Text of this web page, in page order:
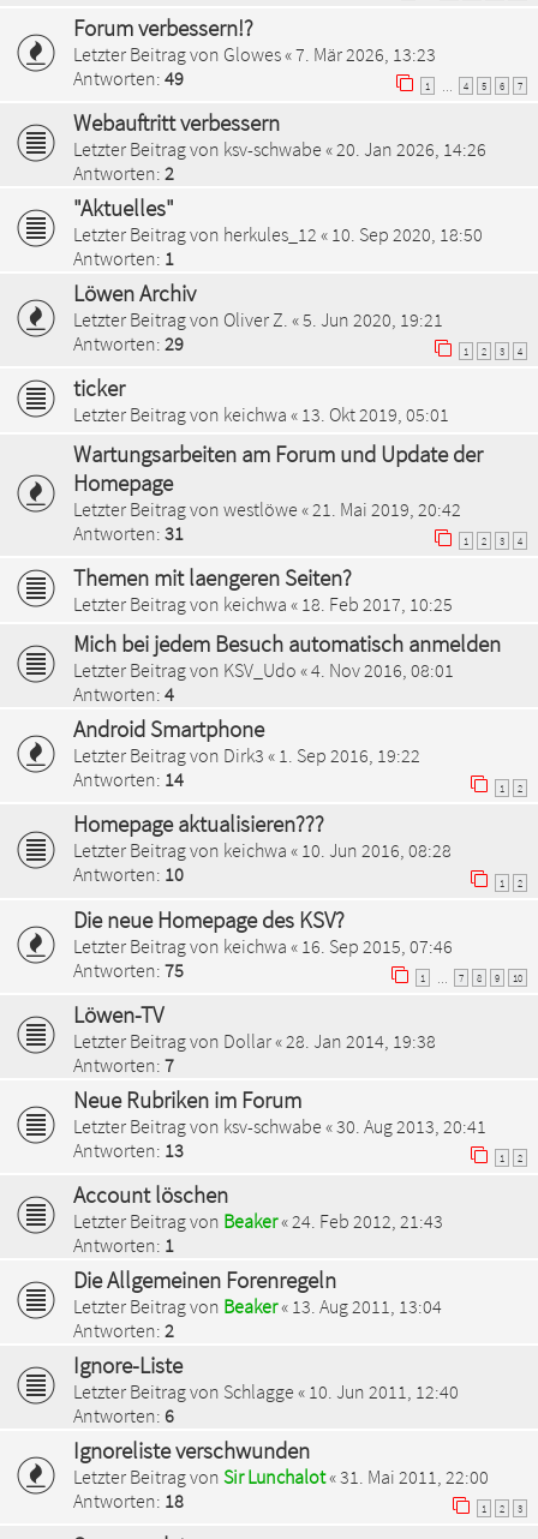
Forum verbessern!?
Letzter Beitrag von Glowes«7. Mär 2026, 13:23
Antworten: 49 1 4 5 6 7
Webauftritt verbessern
Letzter Beitrag von ksv-schwabe «20. Jan 2026, 14:26
Antworten: 2
"Aktuelles"
Letzter Beitrag von herkules_12 « 10. Sep 2020, 18:50
Antworten: 1
Löwen Archiv
Letzter Beitrag von Oliver Z. «5. Jun 2020, 19:21
Antworten: 29 1 2 3 4
ticker
Letzter Beitrag von keichwa « 13. Okt 2019, 05:01
Wartungsarbeiten am Forum und Update der
Homepage
Letzter Beitrag von westlöwe «21. Mai 2019, 20:42
Antworten: 31 1 2 3 4
Themen mit laengeren Seiten?
Letzter Beitrag von keichwa « 18. Feb 2017, 10:25
Mich bei jedem Besuch automatisch anmelden
Letzter Beitrag von KSV_Udo «4. Nov 2016, 08:01
Antworten: 4
Android Smartphone
Letzter Beitrag von Dirk3 « 1. Sep 2016, 19:22
Antworten: 14 1 2
Homepage aktualisieren???
Letzter Beitrag von keichwa « 10. Jun 2016, 08:28
Antworten: 10 1 2
Die neue Homepage des KSV?
Letzter Beitrag von keichwa « 16. Sep 2015, 07:46
Antworten: 75 1 7 8 9 10
Löwen-TV
Letzter Beitrag von Dollar« 28. Jan 2014, 19:38
Antworten: 7
Neue Rubriken im Forum
Letzter Beitrag von ksv-schwabe «30. Aug 2013, 20:41
Antworten: 13 1 2
Account löschen
Letzter Beitrag von Beaker« 24. Feb 2012, 21:43
Antworten: 1
Die Allgemeinen Forenregeln
Letzter Beitrag von Beaker« 13. Aug 2011, 13:04
Antworten: 2
Ignore-Liste
Letzter Beitrag von Schlagge « 10. Jun 2011, 12:40
Antworten: 6
Ignoreliste verschwunden
Letzter Beitrag von Sir Lunchalot«31. Mai 2011, 22:00
Antworten: 18 1 2 3